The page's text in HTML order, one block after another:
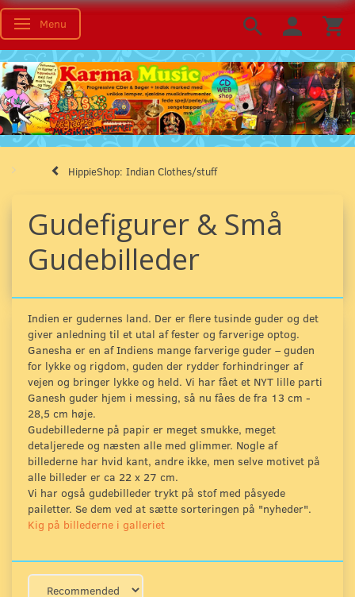
Toggle navigation
Menu
HippieShop: Indian Clothes/stuff
Gudefigurer & Små
Gudebilleder
Indien er gudernes land. Der er flere tusinde guder og det
giver anledning til et utal af fester og farverige optog.
Ganesha er en af Indiens mange farverige guder – guden
for lykke og rigdom, guden der rydder forhindringer af
vejen og bringer lykke og held. Vi har fået et NYT lille parti
Ganesh guder hjem i messing, så nu fåes de fra 13 cm -
28,5 cm høje.
Gudebillederne på papir er meget smukke, meget
detaljerede og næsten alle med glimmer. Nogle af
billederne har hvid kant, andre ikke, men selve motivet på
alle billeder er ca 22 x 27 cm.
Vi har også gudebilleder trykt på stof med påsyede
pailetter. Se dem ved at sætte sorteringen på "nyheder".
Kig på billederne i galleriet